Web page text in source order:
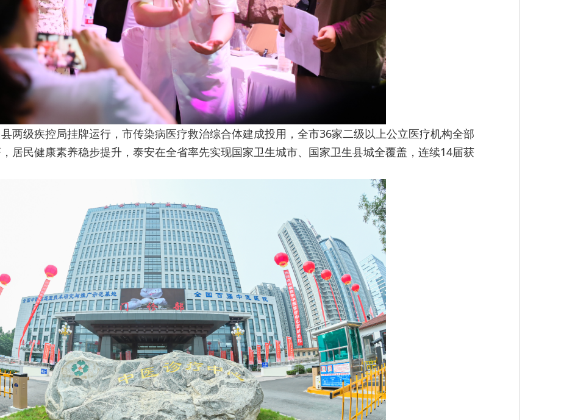
两级疾控局挂牌运行，市传染病医疗救治综合体建成投用，全市36家二级以上公立医疗机构全部
居民健康素养稳步提升，泰安在全省率先实现国家卫生城市、国家卫生县城全覆盖，连续14届获